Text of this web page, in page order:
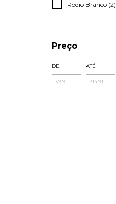
Rodio Branco (2)
Preço
DE ATÉ